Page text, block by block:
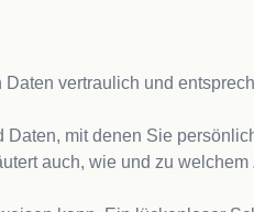
vertraulich und
mit denen Sie
auch, wie und zu welchem